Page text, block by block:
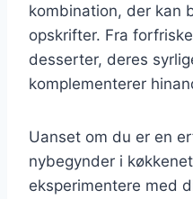
kombination, der kan
opskrifter. Fra
desserter, deres
komplementerer
Uanset om du er en
nybegynder i
eksperimentere med